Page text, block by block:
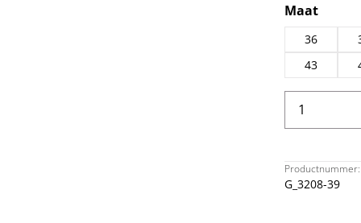
Selecteer
Maat
36
43
Productnummer:
G_3208-39